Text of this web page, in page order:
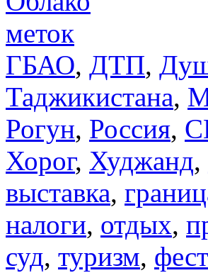
меток
ГБАО, ДТП,
Таджикистана,
Рогун, Россия,
Хорог, Худжанд,
выставка,
налоги, отдых,
суд, туризм,